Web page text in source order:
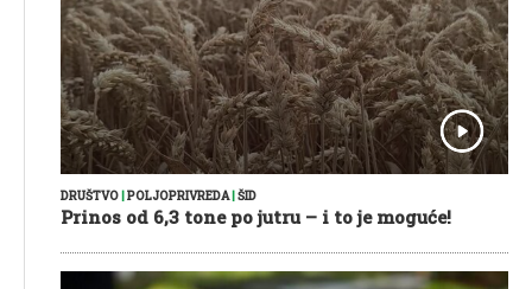
DRUŠTVO POLJOPRIVREDA| ŠID
Prinos od 6,3 tone po jutru – i to je moguće!